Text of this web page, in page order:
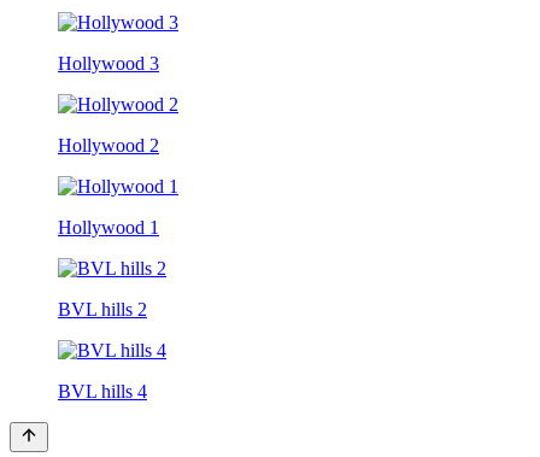
Hollywood 3
Hollywood 2
Hollywood 1
BVL hills 2
BVL hills 4